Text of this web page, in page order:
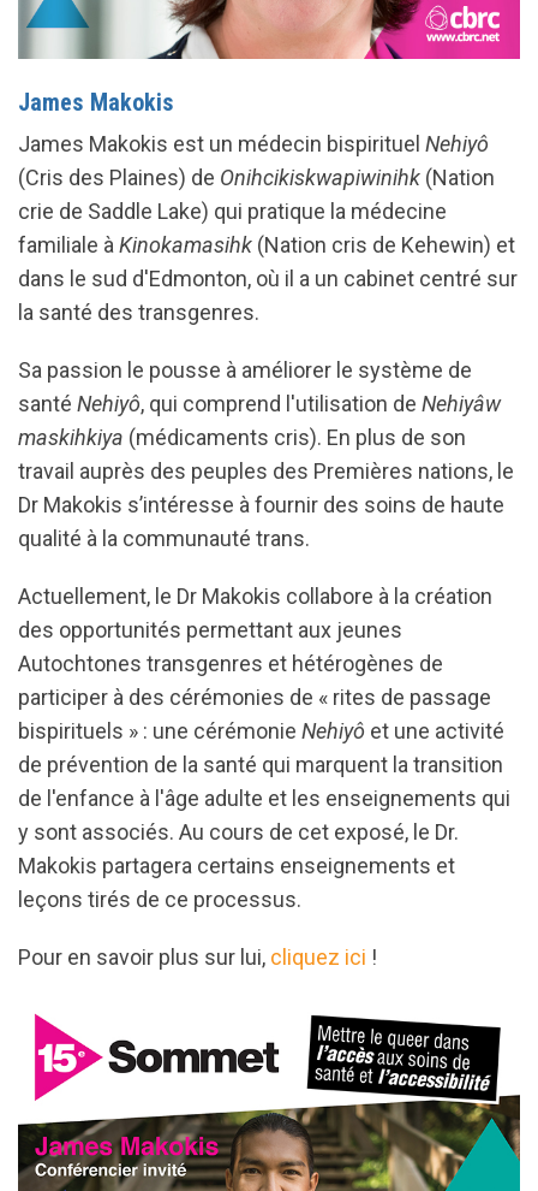
James Makokis
James Makokis est un médecin bispirituel Nehiyô
(Cris des Plaines) de Onihcikiskwapiwinihk (Nation
crie de Saddle Lake) qui pratique la médecine
familiale à Kinokamasihk (Nation cris de Kehewin) et
dans le sud d'Edmonton, où il a un cabinet centré sur
la santé des transgenres.
Sa passion le pousse à améliorer le système de
santé Nehiyô, qui comprend l'utilisation de Nehiyâw
maskihkiya (médicaments cris). En plus de son
travail auprès des peuples des Premières nations, le
Dr Makokis s’intéresse à fournir des soins de haute
qualité à la communauté trans.
Actuellement, le Dr Makokis collabore à la création
des opportunités permettant aux jeunes
Autochtones transgenres et hétérogènes de
participer à des cérémonies de « rites de passage
bispirituels » : une cérémonie Nehiyô et une activité
de prévention de la santé qui marquent la transition
de l'enfance à l'âge adulte et les enseignements qui
y sont associés. Au cours de cet exposé, le Dr.
Makokis partagera certains enseignements et
leçons tirés de ce processus.
Pour en savoir plus sur lui, cliquez ici !